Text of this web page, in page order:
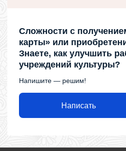
Сложности с
карты» или
Знаете, как улучшить
учреждений культуры?
Напишите — решим!
Написать